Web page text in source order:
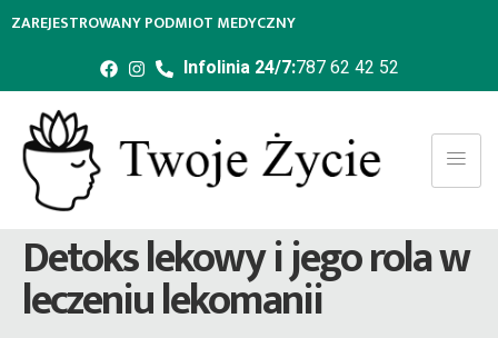
ZAREJESTROWANY PODMIOT MEDYCZNY
Infolinia 24/7:787 62 42 52
Detoks lekowy i jego rola w
leczeniu lekomanii